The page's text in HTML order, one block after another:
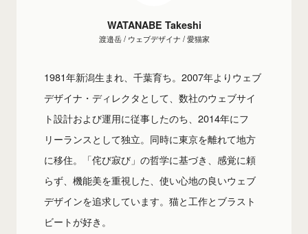
WATANABE Takeshi
渡邉岳 / ウェブデザイナ / 愛猫家
1981年新潟生まれ、千葉育ち。2007年よりウェブ
デザイナ・ディレクタとして、数社のウェブサイ
ト設計および運用に従事したのち、2014年にフ
リーランスとして独立。同時に東京を離れて地方
に移住。「侘び寂び」の哲学に基づき、感覚に頼
らず、機能美を重視した、使い心地の良いウェブ
デザインを追求しています。猫と工作とブラスト
ビートが好き。